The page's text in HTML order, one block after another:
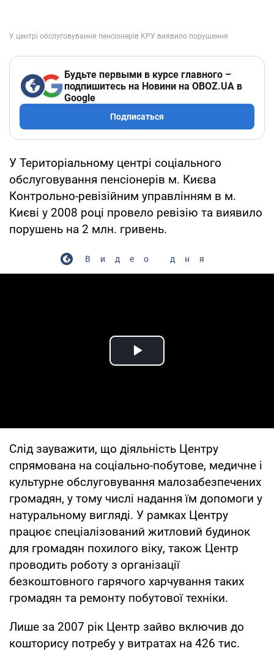
Будьте первыми в курсе главного –
подпишитесь на Новини на OBOZ.UA в
Google
Подписаться
У Територіальному центрі соціального
обслуговування пенсіонерів м. Києва
Контрольно-ревізійним управлінням в м.
Києві у 2008 році провело ревізію та виявило
порушень на 2 млн. гривень.
Видео дня
Play Video
Слід зауважити, що діяльність Центру
спрямована на соціально-побутове, медичне і
культурне обслуговування малозабезпечених
громадян, у тому числі надання їм допомоги у
натуральному вигляді. У рамках Центру
працює спеціалізований житловий будинок
для громадян похилого віку, також Центр
проводить роботу з організації
безкоштовного гарячого харчування таких
громадян та ремонту побутової техніки.
Лише за 2007 рік Центр зайво включив до
кошторису потребу у витратах на 426 тис.